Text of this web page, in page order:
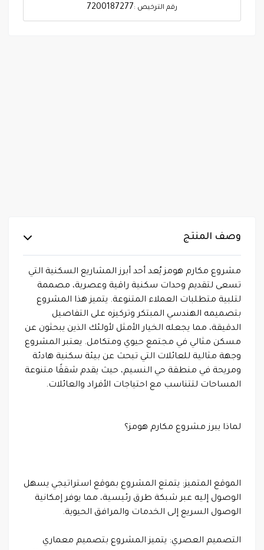
رقم الترخيص : 7200187277
وصف المنتج
مشروع مكارم هومز يُعد أحد أبرز المشاريع السكنية التي
تسعى لتقديم وحدات سكنية راقية وعصرية، مصممة
لتلبية متطلبات العملاء المتنوعة. يتميز هذا المشروع
بتصميمه الهندسي المبتكر وتركيزه على التفاصيل
الدقيقة، مما يجعله الخيار الأمثل لأولئك الذين يبحثون عن
مسكن مثالي في مجتمع حيوي ومتكامل. يعتبر المشروع
وجهة مثالية للعائلات التي تبحث عن بيئة سكنية هادئة
ومريحة في منطقة حي النسيم، حيث يقدم شققًا متنوعة
المساحات لتتناسب مع احتياجات الأفراد والعائلات.
لماذا يبرز مشروع مكارم هومز؟
الموقع المتميز: يتمتع المشروع بموقع استراتيجي يسهل
الوصول إليه عبر شبكة طرق رئيسية، مما يوفر إمكانية
الوصول السريع إلى الخدمات والمرافق الحيوية.
التصميم العصري: يتميز المشروع بتصميم معماري